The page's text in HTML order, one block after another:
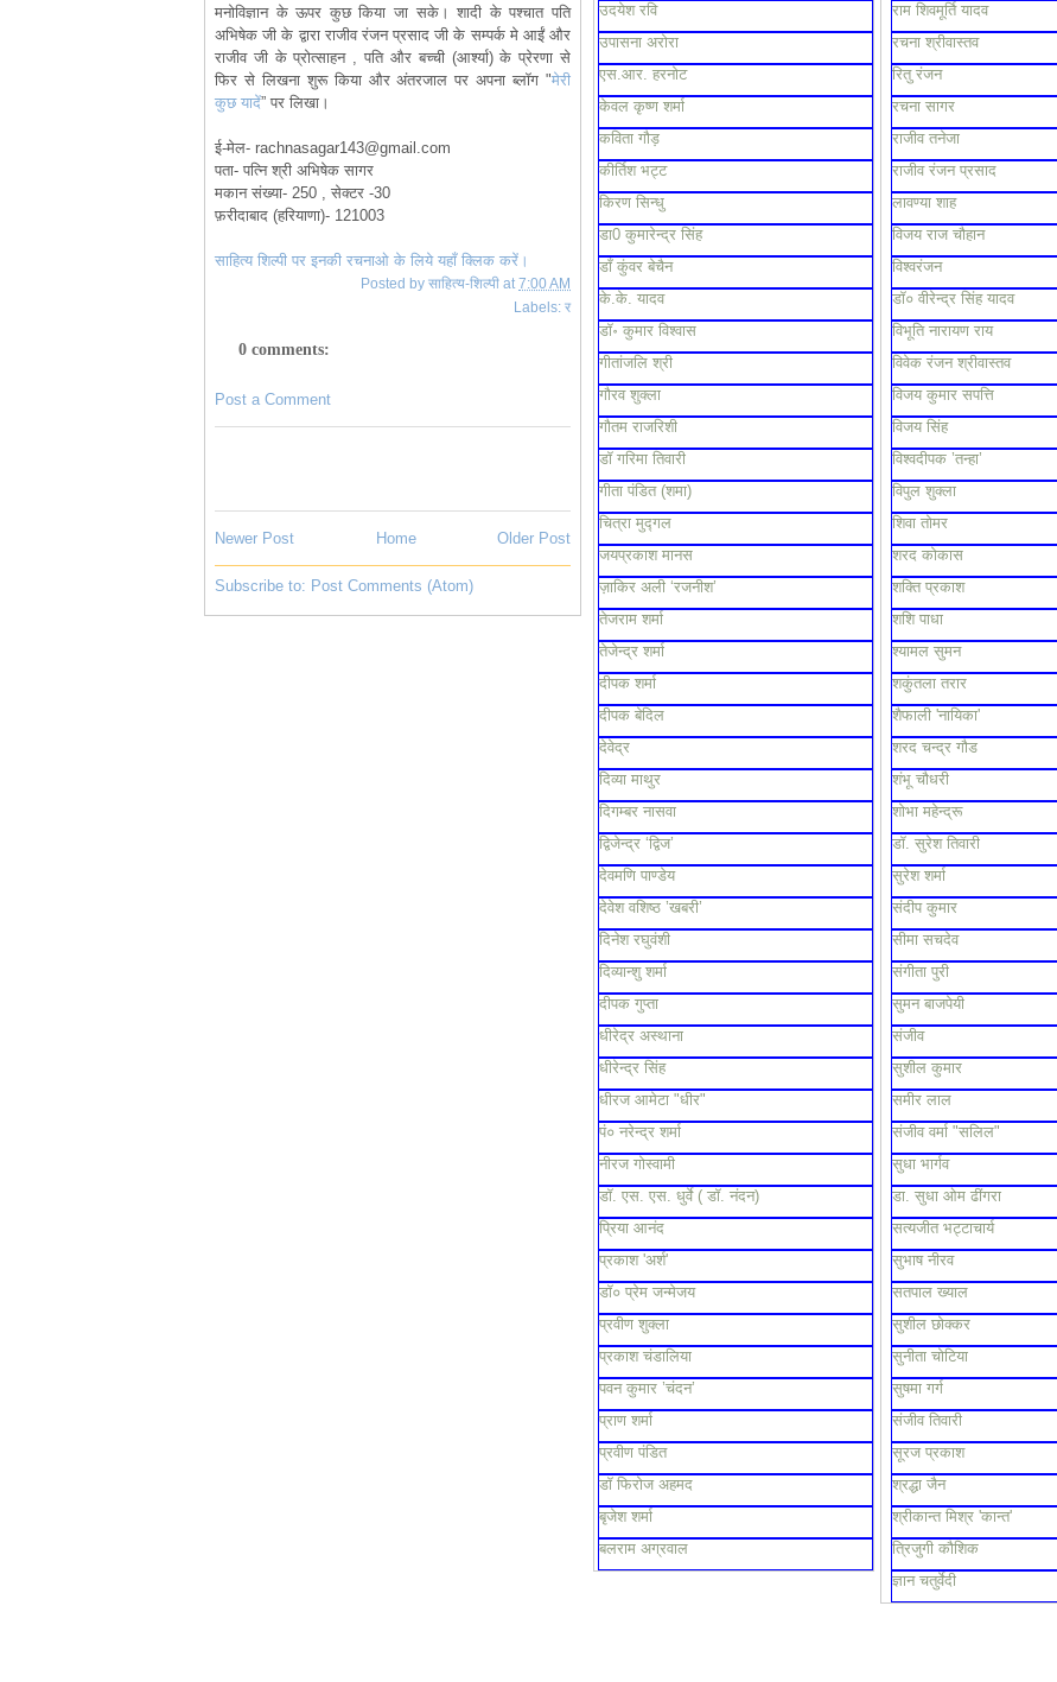
मनोविज्ञान के ऊपर कुछ किया जा सके। शादी के पश्चात पति
अभिषेक जी के द्वारा राजीव रंजन प्रसाद जी के सम्पर्क मे आईं और
राजीव जी के प्रोत्साहन , पति और बच्ची (आर्श्या) के प्रेरणा से
फिर से लिखना शुरू किया और अंतरजाल पर अपना ब्लॉग "मेरी
कुछ यादें” पर लिखा।
ई-मेल- rachnasagar143@gmail.com
पता- पत्नि श्री अभिषेक सागर
मकान संख्या- 250 , सेक्टर -30
फ़रीदाबाद (हरियाणा)- 121003
साहित्य शिल्पी पर इनकी रचनाओ के लिये यहाँ क्लिक करें।
Posted by साहित्य-शिल्पी at 7:00 AM
Labels: र
0 comments:
Post a Comment
Newer Post Older Post
Home
Subscribe to: Post Comments (Atom)
राम शिवमूर्ति यादव
रचना श्रीवास्तव
रितु रंजन
रचना सागर
राजीव तनेजा
राजीव रंजन प्रसाद
लावण्या शाह
विजय राज चौहान
विश्वरंजन
डॉ० वीरेन्द्र सिंह यादव
विभूति नारायण राय
विवेक रंजन श्रीवास्तव
विजय कुमार सपत्ति
विजय सिंह
विश्वदीपक ’तन्हा’
विपुल शुक्ला
शिवा तोमर
शरद कोकास
शक्ति प्रकाश
शशि पाधा
श्यामल सुमन
शकुंतला तरार
शैफाली 'नायिका'
शरद चन्द्र गौड
शंभू चौधरी
शोभा महेन्द्रू
डॉ. सुरेश तिवारी
सुरेश शर्मा
संदीप कुमार
सीमा सचदेव
संगीता पुरी
सुमन बाजपेयी
संजीव
सुशील कुमार
समीर लाल
संजीव वर्मा "सलिल"
सुधा भार्गव
डा. सुधा ओम ढींगरा
सत्यजीत भट्टाचार्य
सुभाष नीरव
सतपाल ख्याल
सुशील छोक्कर
सुनीता चोटिया
सुषमा गर्ग
संजीव तिवारी
सूरज प्रकाश
श्रद्धा जैन
श्रीकान्त मिश्र 'कान्त'
त्रिजुगी कौशिक
ज्ञान चतुर्वेदी
उदयेश रवि
उपासना अरोरा
एस.आर. हरनोट
केवल कृष्ण शर्मा
कविता गौड़
कीर्तिश भट्ट
किरण सिन्धु
डा0 कुमारेन्द्र सिंह
डाँ कुंवर बेचैन
के.के. यादव
डॉ॰ कुमार विश्वास
गीतांजलि श्री
गौरव शुक्ला
गौतम राजरिशी
डॉ गरिमा तिवारी
गीता पंडित (शमा)
चित्रा मुद्गल
जयप्रकाश मानस
ज़ाकिर अली ‘रजनीश’
तेजराम शर्मा
तेजेन्द्र शर्मा
दीपक शर्मा
दीपक बेदिल
देवेद्र
दिव्या माथुर
दिगम्बर नासवा
द्विजेन्द्र ‘द्विज’
देवमणि पाण्डेय
देवेश वशिष्ठ ’खबरी’
दिनेश रघुवंशी
दिव्यान्शु शर्मा
दीपक गुप्ता
धीरेद्र अस्थाना
धीरेन्द्र सिंह
धीरज आमेटा "धीर"
पं० नरेन्द्र शर्मा
नीरज गोस्वामी
डॉ. एस. एस. धुर्वे ( डॉ. नंदन)
प्रिया आनंद
प्रकाश 'अर्श'
डॉ० प्रेम जन्मेजय
प्रवीण शुक्ला
प्रकाश चंडालिया
पवन कुमार ’चंदन’
प्राण शर्मा
प्रवीण पंडित
डॉ फिरोज अहमद
बृजेश शर्मा
बलराम अग्रवाल